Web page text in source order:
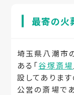
最寄の火
埼玉県八潮市
ある「谷塚斎場
設してありま
公営の斎場で